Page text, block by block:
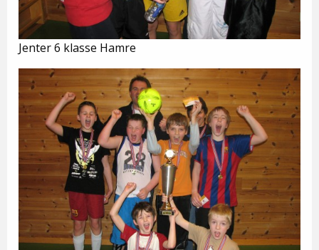
Jenter 6 klasse Hamre